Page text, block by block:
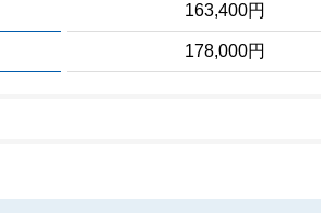
163,400円
178,000円